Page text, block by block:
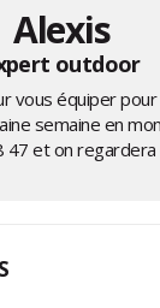
Alexis
outdoor
vous équiper
semaine en
47et on regardera